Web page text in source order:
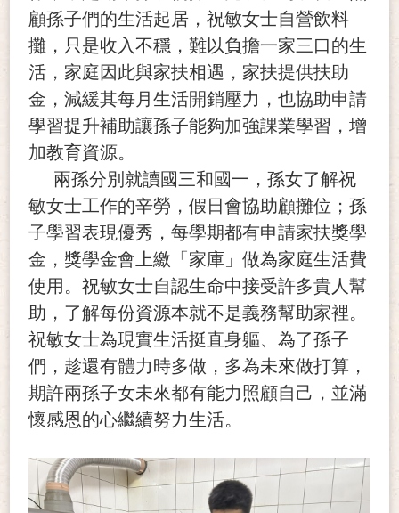
顧孫子們的生活起居，祝敏女士自營飲料
攤，只是收入不穩，難以負擔一家三口的生
活，家庭因此與家扶相遇，家扶提供扶助
金，減緩其每月生活開銷壓力，也協助申請
學習提升補助讓孫子能夠加強課業學習，增
加教育資源。
兩孫分別就讀國三和國一，孫女了解祝
敏女士工作的辛勞，假日會協助顧攤位；孫
子學習表現優秀，每學期都有申請家扶獎學
金，獎學金會上繳「家庫」做為家庭生活費
使用。祝敏女士自認生命中接受許多貴人幫
助，了解每份資源本就不是義務幫助家裡。
祝敏女士為現實生活挺直身軀、為了孫子
們，趁還有體力時多做，多為未來做打算，
期許兩孫子女未來都有能力照顧自己，並滿
懷感恩的心繼續努力生活。